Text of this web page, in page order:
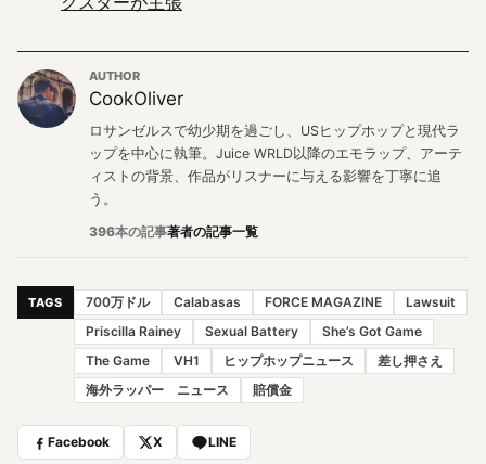
AUTHOR
CookOliver
ロサンゼルスで幼少期を過ごし、USヒップホップと現代ラ
ップを中心に執筆。Juice WRLD以降のエモラップ、アーテ
ィストの背景、作品がリスナーに与える影響を丁寧に追
う。
396本の記事著者の記事一覧
TAGS 700万ドル Calabasas FORCE MAGAZINE
Lawsuit
Priscilla Rainey
Sexual Battery
She’s Got Game
The Game
VH1 ヒップホップニュース
差し押さえ
海外ラッパー ニュース
賠償金
Facebook X LINE